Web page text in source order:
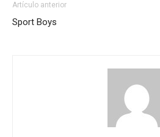
Artículo anterior
Sport Boys